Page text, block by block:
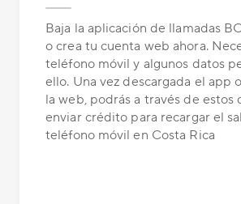
Baja la aplicación de llamadas
o crea tu cuenta web ahora.
teléfono móvil y algunos datos
ello. Una vez descargada el app
la web, podrás a través de estos
enviar crédito para recargar el
teléfono móvil en Costa Rica